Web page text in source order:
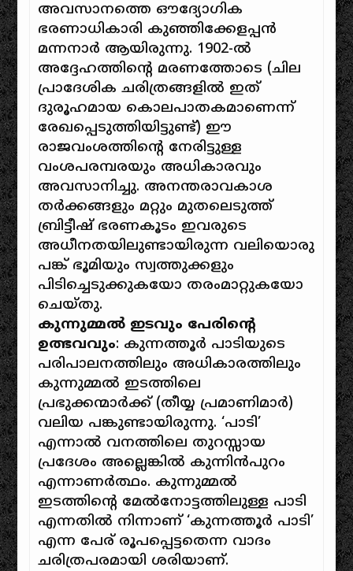
അവസാനത്തെ ഔദ്യോഗിക
ഭരണാധികാരി കുഞ്ഞിക്കേളപ്പൻ
മന്നനാർ ആയിരുന്നു. 1902-ൽ
അദ്ദേഹത്തിന്റെ മരണത്തോടെ (ചില
പ്രാദേശിക ചരിത്രങ്ങളിൽ ഇത്
ദുരൂഹമായ കൊലപാതകമാണെന്ന്
രേഖപ്പെടുത്തിയിട്ടുണ്ട്) ഈ
രാജവംശത്തിന്റെ നേരിട്ടുള്ള
വംശപരമ്പരയും അധികാരവും
അവസാനിച്ചു. അനന്തരാവകാശ
തർക്കങ്ങളും മറ്റും മുതലെടുത്ത്
ബ്രിട്ടീഷ് ഭരണകൂടം ഇവരുടെ
അധീനതയിലുണ്ടായിരുന്ന വലിയൊരു
പങ്ക് ഭൂമിയും സ്വത്തുക്കളും
പിടിച്ചെടുക്കുകയോ തരംമാറ്റുകയോ
ചെയ്തു.
കുന്നുമ്മൽ ഇടവും പേരിന്റെ
ഉത്ഭവവും: കുന്നത്തൂർ പാടിയുടെ
പരിപാലനത്തിലും അധികാരത്തിലും
കുന്നുമ്മൽ ഇടത്തിലെ
പ്രഭുക്കന്മാർക്ക് (തീയ്യ പ്രമാണിമാർ)
വലിയ പങ്കുണ്ടായിരുന്നു. ‘പാടി’
എന്നാൽ വനത്തിലെ തുറസ്സായ
പ്രദേശം അല്ലെങ്കിൽ കുന്നിൻപുറം
എന്നാണർത്ഥം. കുന്നുമ്മൽ
ഇടത്തിന്റെ മേൽനോട്ടത്തിലുള്ള പാടി
എന്നതിൽ നിന്നാണ് ‘കുന്നത്തൂർ പാടി’
എന്ന പേര് രൂപപ്പെട്ടതെന്ന വാദം
ചരിത്രപരമായി ശരിയാണ്.